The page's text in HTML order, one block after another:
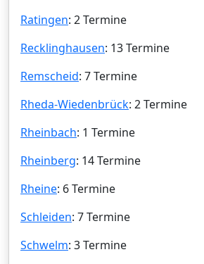
Ratingen: 2 Termine
Recklinghausen: 13 Termine
Remscheid: 7 Termine
Rheda-Wiedenbrück: 2 Termine
Rheinbach: 1 Termine
Rheinberg: 14 Termine
Rheine: 6 Termine
Schleiden: 7 Termine
Schwelm: 3 Termine